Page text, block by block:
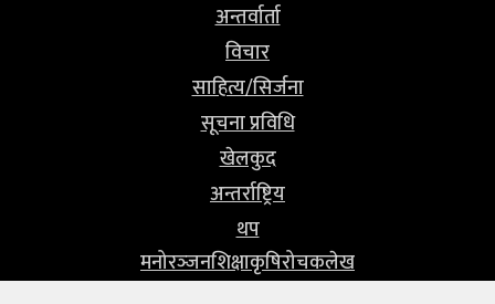
अन्तर्वार्ता
विचार
साहित्य/सिर्जना
सूचना प्रविधि
खेलकुद
अन्तर्राष्ट्रिय
थप
मनोरञ्‍जनशिक्षाकृषिरोचकलेख
अन्तर्राष्ट्रिय